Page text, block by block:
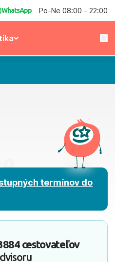
WhatsApp Po-Ne 08:00 - 22:00
termínov do
cestovateľov